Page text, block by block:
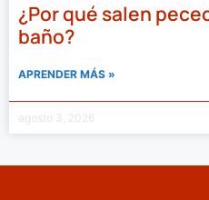
¿Por qué salen
baño?
APRENDER MÁS »
agosto 3, 2026